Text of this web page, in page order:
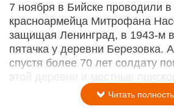
7 ноября в Бийске проводили
красноармейца Митрофана
защищая Ленинград, в 1943-м
пятачка у деревни Березовка.
спустя более 70 лет солдату
этой деревни и местные
Читать